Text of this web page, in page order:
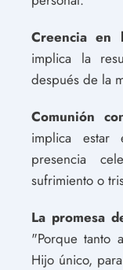
Creencia en
implica la
después de la
Comunión
implica
presencia
sufrimiento o
La promesa
"Porque tanto
Hijo único,